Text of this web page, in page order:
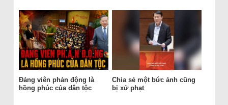
Đảng viên phản động là
hồng phúc của dân tộc
Chia sẻ một bức ảnh cũng
bị xử phạt